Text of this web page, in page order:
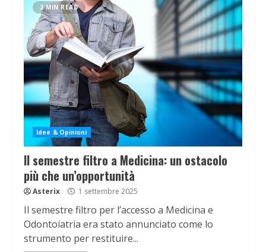
2 MIN READ
Idee & Opinioni
Il semestre filtro a Medicina: un ostacolo
più che un’opportunità
Asterix 1 settembre 2025
Il semestre filtro per l’accesso a Medicina e
Odontoiatria era stato annunciato come lo
strumento per restituire...